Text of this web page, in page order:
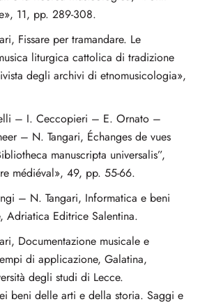
11, pp. 289-308.
Fissare per tramandare. Le
liturgica cattolica di tradizione
degli archivi di etnomusicologia»,
– I. Ceccopieri – E. Ornato –
– N. Tangari, Échanges de vues
manuscripta universalis”,
médiéval», 49, pp. 55-66.
– N. Tangari, Informatica e beni
Adriatica Editrice Salentina.
Documentazione musicale e
di applicazione, Galatina,
degli studi di Lecce.
beni delle arti e della storia. Saggi e